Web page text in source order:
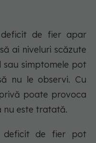
deficit de fier apar
ai niveluri scăzute
sau simptomele pot
nu le observi. Cu
poate provoca
nu este tratată.
deficit de fier pot